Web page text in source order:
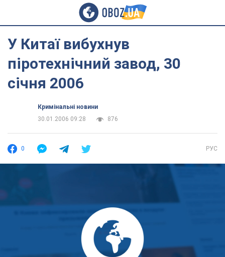
У Китаї вибухнув
піротехнічний завод, 30
січня 2006
Кримінальні новини
30.01.2006 09:28
876
0 РУС